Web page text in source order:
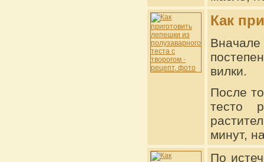
Как
вилки.
После
тесто
минут,
По